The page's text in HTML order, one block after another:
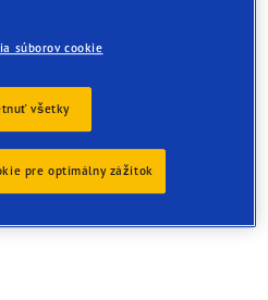
súborov cookie
všetky
pre optimálny zážitok